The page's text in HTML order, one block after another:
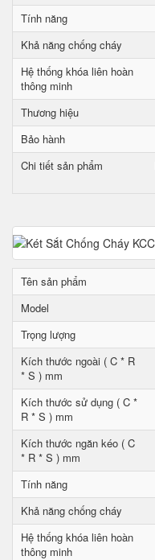
Tính năng
Khả năng chống cháy
Hệ thống khóa liên hoàn
thông minh
Thương hiệu
Bảo hành
Chi tiết sản phẩm
Tên sản phẩm
Model
Trọng lượng
Kích thước ngoài ( C * R
* S ) mm
Kích thước sử dụng ( C *
R * S ) mm
Kích thước ngăn kéo ( C
* R * S ) mm
Tính năng
Khả năng chống cháy
Hệ thống khóa liên hoàn
thông minh